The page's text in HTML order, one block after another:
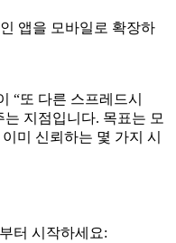
앱을 모바일로 확장하
“또 다른 스프레드시
지점입니다. 목표는 모
미 신뢰하는 몇 가지 시
터 시작하세요: